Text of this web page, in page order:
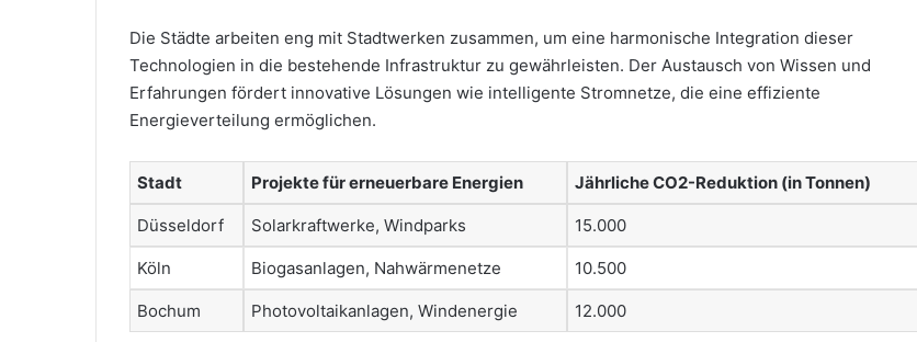
Die Städte arbeiten eng mit Stadtwerken zusammen, um eine harmonische Integration dieser
Technologien in die bestehende Infrastruktur zu gewährleisten. Der Austausch von Wissen und
Erfahrungen fördert innovative Lösungen wie intelligente Stromnetze, die eine effiziente
Energieverteilung ermöglichen.
Stadt Projekte für erneuerbare Energien Jährliche CO2-Reduktion (in Tonnen)
Düsseldorf Solarkraftwerke, Windparks 15.000
Köln Biogasanlagen, Nahwärmenetze 10.500
Bochum Photovoltaikanlagen, Windenergie 12.000